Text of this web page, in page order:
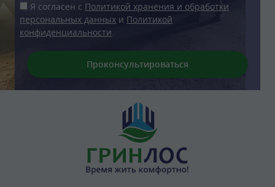
Я согласен с Политикой хранения и обработки
персональных данных и Политикой
конфиденциальности